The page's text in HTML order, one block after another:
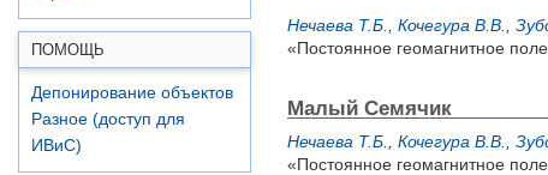
ПОМОЩЬ
Депонирование объектов
Разное (доступ для
ИВиС)
Нечаева Т.Б.
Кочегура В.В.
«Постоянное геомагнитное
Малый Семячик
Нечаева Т.Б. Кочегура В.В.
«Постоянное геомагнитное